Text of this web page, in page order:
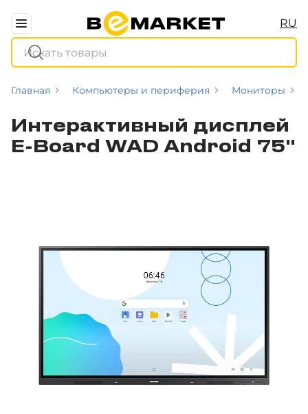
RU
Главная Компьютеры и периферия Мониторы
Интерактивный дисплей
E-Board WAD Android 75"